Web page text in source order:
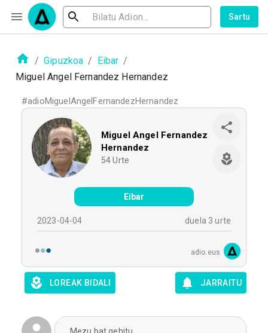
Sartu
/ Gipuzkoa / Eibar /
Miguel Angel Fernandez Hernandez
#adioMiguelAngelFernandezHernandez
Miguel Angel Fernandez
Hernandez
54 Urte
Eibar
2023-04-04 duela 3 urte
adio.eus
LOREAK BIDALI JARRAITU